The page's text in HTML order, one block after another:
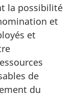
la possibilité
et
et
de
du